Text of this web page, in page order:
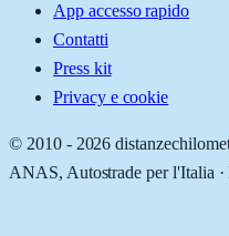
App accesso rapido
Contatti
Press kit
Privacy e cookie
© 2010 - 2026
ANAS, Autostrade per l'Italia